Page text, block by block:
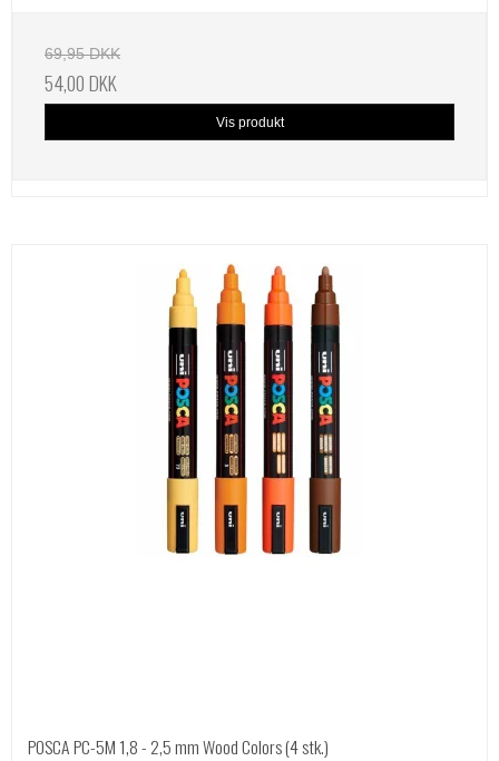
69,95 DKK
54,00 DKK
Vis produkt
POSCA PC-5M 1,8 - 2,5 mm Wood Colors (4 stk.)